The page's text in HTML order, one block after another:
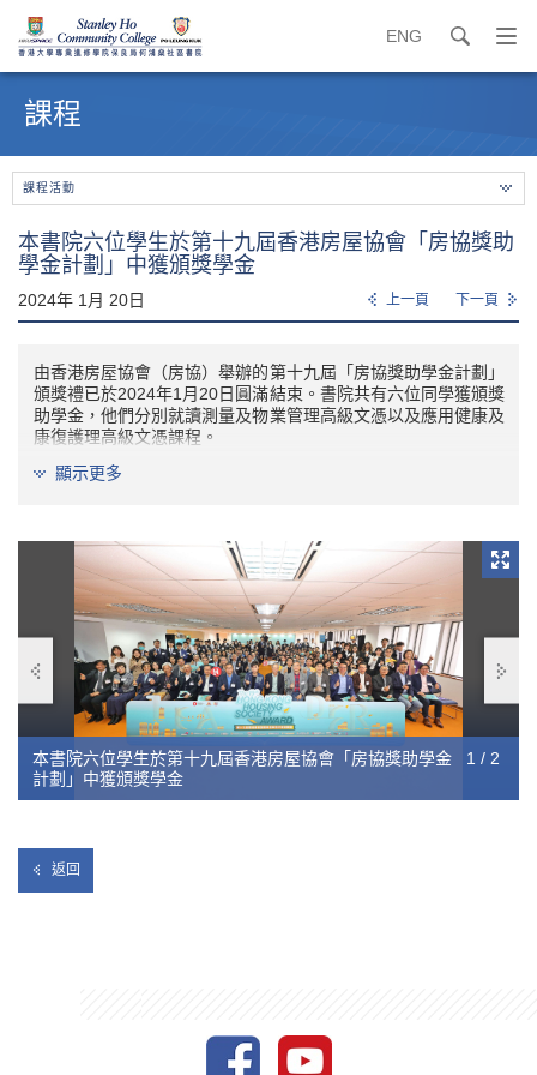
ENG search
打
開
始
課程
課程活動
本書院六位學生於第十九屆香港房屋協會「房協獎助
學金計劃」中獲頒獎學金
2024年 1月 20日 上一頁 下一頁
由香港房屋協會（房協）舉辦的第十九屆「房協獎助學金計劃」
頒獎禮已於2024年1月20日圓滿結束。書院共有六位同學獲頒獎
助學金，他們分別就讀測量及物業管理高級文憑以及應用健康及
康復護理高級文憑課程。
恭喜陳嘉希同學、陳樂賢同學、林曉潼同學、劉鎮彥同學、陸天
香港房屋協會獎項旨在表揚於相關學科中具有優秀學術表現的學
生，促進專業發展和知識分享，以支持本地房屋和長者服務行業
的長期發展。
顯示更多
本書院六位學生於第十九屆香港房屋協會「房協獎助學金
計劃」中獲頒獎學金
1 / 2
恭喜陳嘉希同學、陳樂賢同學、林曉潼同學、劉鎮彥同
學、陸天朗同學及魏文睿同學
2 / 2
返回